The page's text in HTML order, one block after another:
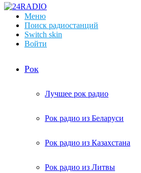
Меню
Поиск радиостанций
Switch skin
Войти
Рок
Лучшее рок радио
Рок радио из Беларуси
Рок радио из Казахстана
Рок радио из Литвы